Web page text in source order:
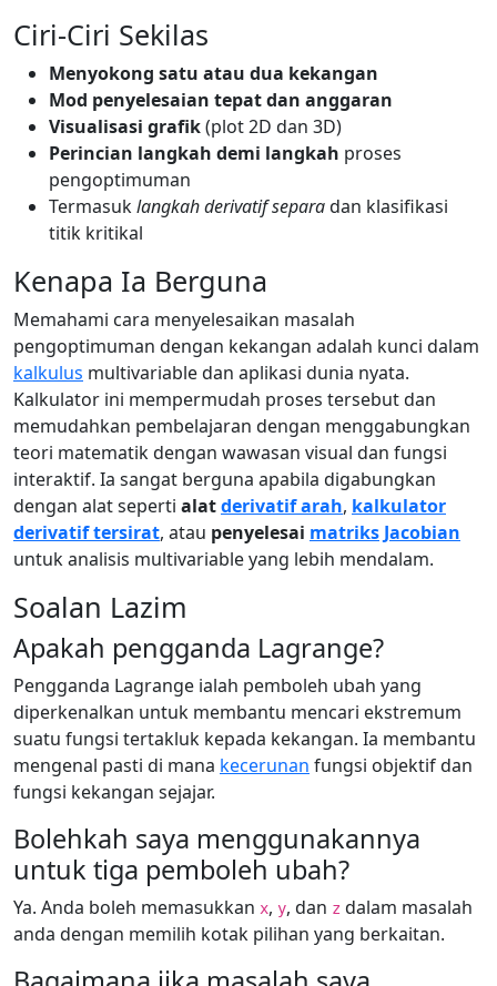
Ciri-Ciri Sekilas
Menyokong satu atau dua kekangan
Mod penyelesaian tepat dan anggaran
Visualisasi grafik(plot 2D dan 3D)
Perincian langkah demi langkah proses
pengoptimuman
Termasuklangkah derivatif separadan klasifikasi
titik kritikal
Kenapa Ia Berguna
Memahami cara menyelesaikan masalah
pengoptimuman dengan kekangan adalah kunci dalam
kalkulus multivariable dan aplikasi dunia nyata.
Kalkulator ini mempermudah proses tersebut dan
memudahkan pembelajaran dengan menggabungkan
teori matematik dengan wawasan visual dan fungsi
interaktif. Ia sangat berguna apabila digabungkan
dengan alat seperti alatderivatif arah, kalkulator
derivatif tersirat, atau penyelesai matriks Jacobian
untuk analisis multivariable yang lebih mendalam.
Soalan Lazim
Apakah pengganda Lagrange?
Pengganda Lagrange ialah pemboleh ubah yang
diperkenalkan untuk membantu mencari ekstremum
suatu fungsi tertakluk kepada kekangan. Ia membantu
mengenal pasti di mana kecerunan fungsi objektif dan
fungsi kekangan sejajar.
Bolehkah saya menggunakannya
untuk tiga pemboleh ubah?
Ya. Anda boleh memasukkan x, y, dan z dalam masalah
anda dengan memilih kotak pilihan yang berkaitan.